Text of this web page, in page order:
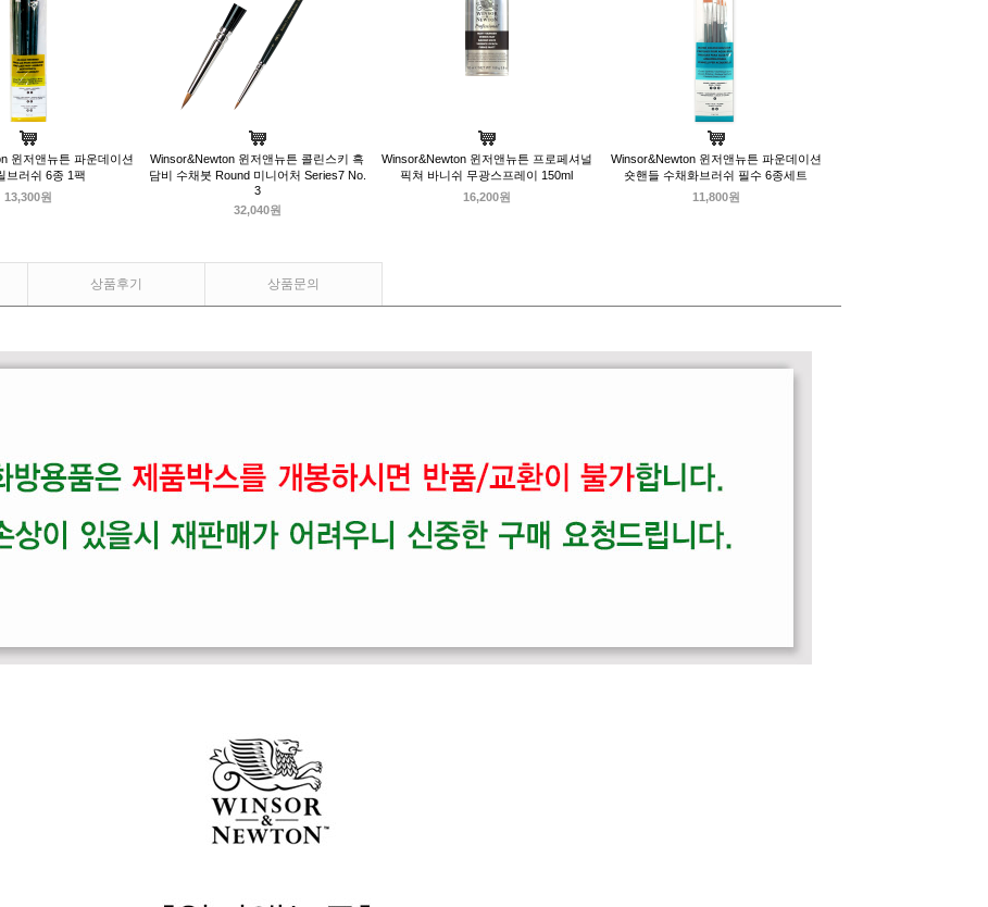
윈저앤뉴튼 파운데이션
브러쉬 6종 1팩
13,300원
Winsor&Newton 윈저앤뉴튼 콜린스키 흑
담비 수채붓 Round 미니어처 Series7 No.
3
32,040원
Winsor&Newton 윈저앤뉴튼 프로페셔널
픽쳐 바니쉬 무광스프레이 150ml
16,200원
Winsor&Newton 윈저앤뉴튼 파운데이션
숏핸들 수채화브러쉬 필수 6종세트
11,800원
상품후기 상품문의